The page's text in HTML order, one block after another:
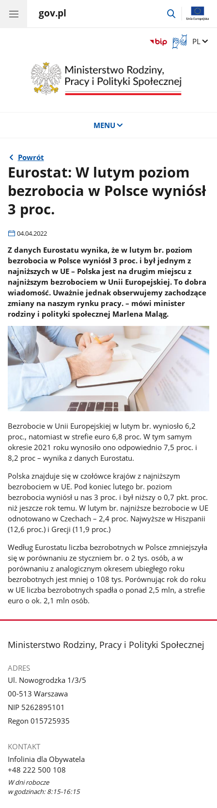
gov.pl
przejdź
Otwórz
okno
języka
migowego
Zmień
PL
MENU
Powrót
Eurostat: W lutym poziom
bezrobocia w Polsce wyniósł
3 proc.
04.04.2022
Z danych Eurostatu wynika, że w lutym br. poziom
bezrobocia w Polsce wyniósł 3 proc. i był jednym z
najniższych w UE – Polska jest na drugim miejscu z
najniższym bezrobociem w Unii Europejskiej. To dobra
wiadomość. Uważnie jednak obserwujemy zachodzące
zmiany na naszym rynku pracy. – mówi minister
rodziny i polityki społecznej Marlena Maląg.
Bezrobocie w Unii Europejskiej w lutym br. wyniosło 6,2
proc., natomiast w strefie euro 6,8 proc. W tym samym
okresie 2021 roku wynosiło ono odpowiednio 7,5 proc. i
8,2 proc – wynika z danych Eurostatu.
Polska znajduje się w czołówce krajów z najniższym
bezrobociem w UE. Pod koniec lutego br. poziom
bezrobocia wyniósł u nas 3 proc. i był niższy o 0,7 pkt. proc.
niż jeszcze rok temu. W lutym br. najniższe bezrobocie w UE
odnotowano w Czechach – 2,4 proc. Najwyższe w Hiszpanii
(12,6 proc.) i Grecji (11,9 proc.)
Według Eurostatu liczba bezrobotnych w Polsce zmniejszyła
się w porównaniu ze styczniem br. o 2 tys. osób, a w
porównaniu z analogicznym okresem ubiegłego roku
bezrobotnych jest mniej o 108 tys. Porównując rok do roku
w UE liczba bezrobotnych spadła o ponad 2,5 mln, a strefie
euro o ok. 2,1 mln osób.
stopka
Ministerstwo Rodziny, Pracy i Polityki Społecznej
ADRES
Ul. Nowogrodzka 1/3/5
00-513 Warszawa
NIP 5262895101
Regon 015725935
KONTAKT
Infolinia dla Obywatela
+48 222 500 108
W dni robocze
w godzinach: 8:15-16:15